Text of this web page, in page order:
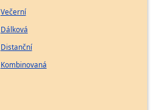
Večerní
Dálková
Distanční
Kombinovaná